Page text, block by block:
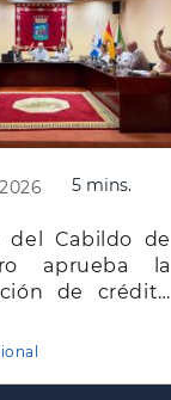
5 mins.
del Cabildo de
aprueba la
de crédito
desde